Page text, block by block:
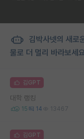
김박사넷의 새로
물로 더 멀리 바라보세
김GPT
대학 랭킹
15 14 13467
김GPT